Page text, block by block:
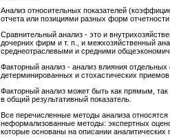
Анализ относительных показателей
отчета или позициями разных форм
Сравнительный анализ - это и
дочерних фирм и т. п., и межхозяйственный
среднеотраслевыми и средними
Факторный анализ - анализ влияния
детерминированных и стохастических
Факторный анализ может быть как прямым,
в общий результативный показатель.
Все перечисленные методы анализа
неформализованные методы: экспертных
которые основаны на описании аналитических